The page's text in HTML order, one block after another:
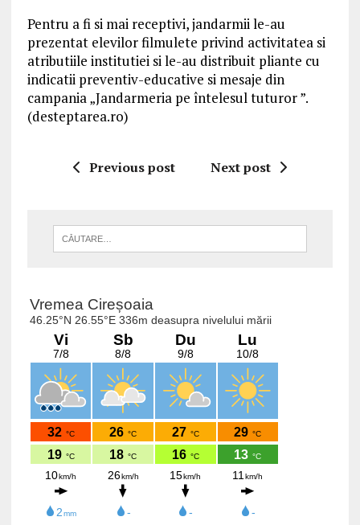
Pentru a fi si mai receptivi, jandarmii le-au
prezentat elevilor filmulete privind activitatea si
atributiile institutiei si le-au distribuit pliante cu
indicatii preventiv-educative si mesaje din
campania „Jandarmeria pe întelesul tuturor ”.
(desteptarea.ro)
Previous post Next post